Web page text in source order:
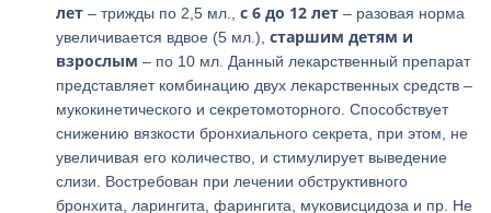
лет – трижды по 2,5 мл.,с 6 до 12 лет – разовая норма
увеличивается вдвое (5 мл.),старшим детям и
взрослым – по 10 мл. Данный лекарственный препарат
представляет комбинацию двух лекарственных средств –
мукокинетического и секретомоторного. Способствует
снижению вязкости бронхиального секрета, при этом, не
увеличивая его количество, и стимулирует выведение
слизи. Востребован при лечении обструктивного
бронхита, ларингита, фарингита, муковисцидоза и пр. Не